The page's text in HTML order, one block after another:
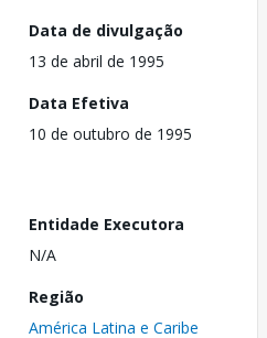
Data de divulgação
13 de abril de 1995
Data Efetiva
10 de outubro de 1995
Entidade Executora
N/A
Região
América Latina e Caribe